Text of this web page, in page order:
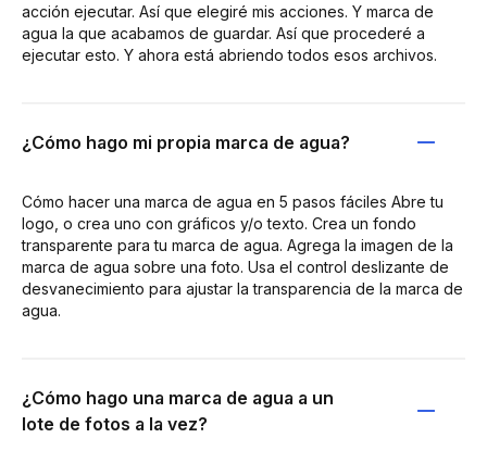
acción ejecutar. Así que elegiré mis acciones. Y marca de
agua la que acabamos de guardar. Así que procederé a
ejecutar esto. Y ahora está abriendo todos esos archivos.
¿Cómo hago mi propia marca de agua?
Cómo hacer una marca de agua en 5 pasos fáciles Abre tu
logo, o crea uno con gráficos y/o texto. Crea un fondo
transparente para tu marca de agua. Agrega la imagen de la
marca de agua sobre una foto. Usa el control deslizante de
desvanecimiento para ajustar la transparencia de la marca de
agua.
¿Cómo hago una marca de agua a un
lote de fotos a la vez?